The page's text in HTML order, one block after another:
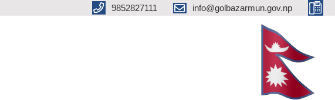
9852827111 info@golbazarmun.gov.np